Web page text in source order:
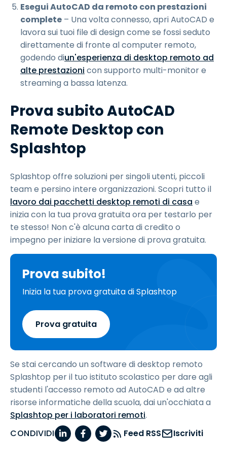
Esegui AutoCAD da remoto con prestazioni
complete – Una volta connesso, apri AutoCAD e
lavora sui tuoi file di design come se fossi seduto
direttamente di fronte al computer remoto,
godendo diun'esperienza di desktop remoto ad
alte prestazioni con supporto multi-monitor e
streaming a bassa latenza.
Prova subito AutoCAD
Remote Desktop con
Splashtop
Splashtop offre soluzioni per singoli utenti, piccoli
team e persino intere organizzazioni. Scopri tutto il
lavoro dai pacchetti desktop remoti di casa e
inizia con la tua prova gratuita ora per testarlo per
te stesso! Non c'è alcuna carta di credito o
impegno per iniziare la versione di prova gratuita.
Prova subito!
Inizia la tua prova gratuita di Splashtop
Prova gratuita
Se stai cercando un software di desktop remoto
Splashtop per il tuo istituto scolastico per dare agli
studenti l'accesso remoto ad AutoCAD e ad altre
risorse informatiche della scuola, dai un'occhiata a
Splashtop per i laboratori remoti.
CONDIVIDI
Feed RSS Iscriviti